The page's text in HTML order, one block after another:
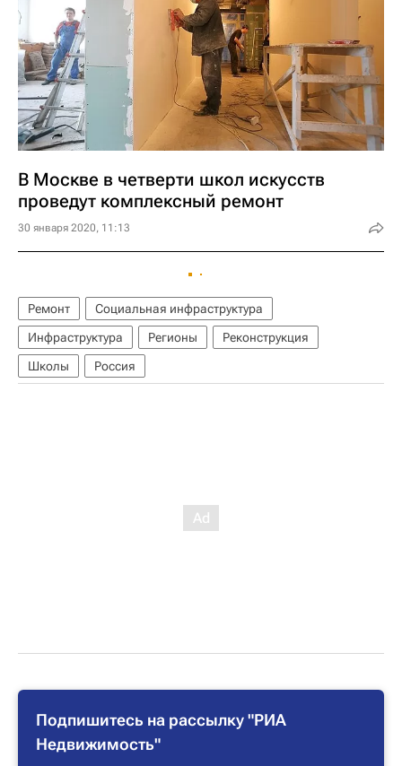
В Москве в четверти школ искусств
проведут комплексный ремонт
30 января 2020, 11:13
Ремонт
Социальная инфраструктура
Инфраструктура
Регионы
Реконструкция
Школы
Россия
Подпишитесь на рассылку "РИА
Недвижимость"